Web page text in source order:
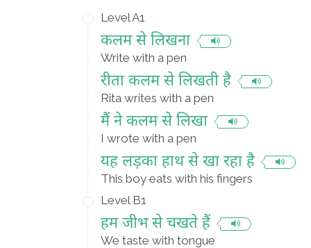
Level A1
कलम से लिखना
Write with a pen
रीता कलम से लिखती है
Rita writes with a pen
मैं ने कलम से लिखा
I wrote with a pen
यह लड़का हाथ से खा रहा है
This boy eats with his fingers
Level B1
हम जीभ से चखते हैं
We taste with tongue